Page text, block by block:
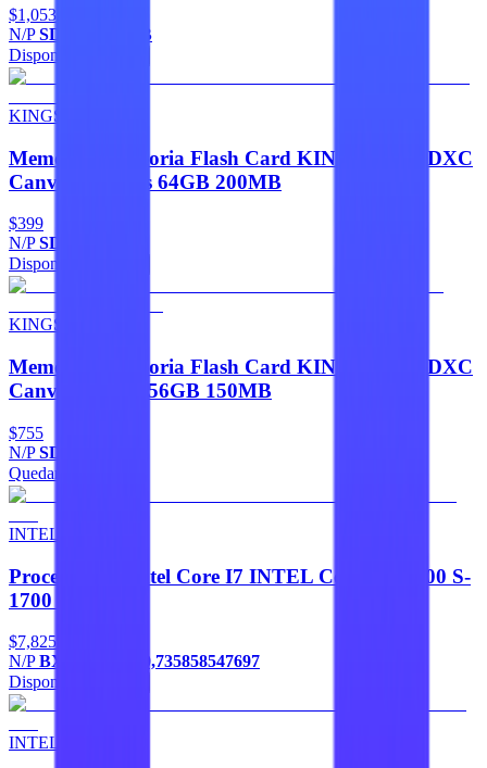
$1,053
N/PSDCG4/256GB
Disponible
KINGSTON
Memorias Memoria Flash Card KINGSTON SDXC
Canvas Go Plus 64GB 200MB
$399
N/PSDG4/64GB
Disponible
KINGSTON
Memorias Memoria Flash Card KINGSTON SDXC
Canvas Select 256GB 150MB
$755
N/PSDS3/256GB
Quedan 2
INTEL
Procesadores Intel Core I7 INTEL Core I7-14700 S-
1700 14A Gen
$7,825
N/PBX8071514700,735858547697
Disponible
INTEL